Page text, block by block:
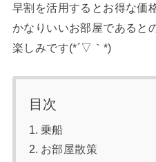
早割を活用するとお得な価
かなりいいお部屋であると
楽しみです(*´▽｀*)
目次
乗船
お部屋散策